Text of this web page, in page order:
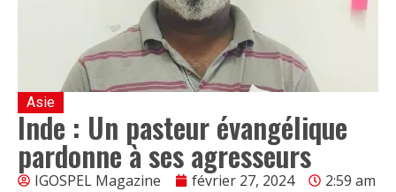
Asie
Inde : Un pasteur évangélique
pardonne à ses agresseurs
IGOSPEL Magazine février 27, 2024 2:59 am